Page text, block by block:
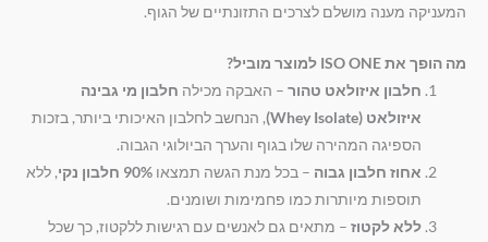
המעניקה מענה מושלם לצרכים התזונתיים של הגוף.
מה הופך את ISO ONE למוצר מוביל?
חלבון איזולאט טהור – האבקה מכילה חלבון מי גבינה
איזולאט (Whey Isolate)
, הנחשב לחלבון האיכותי ביותר, בזכות
הספיגה המהירה שלו בגוף והערך הביולוגי הגבוה.
אחוז חלבון גבוה – בכל מנת הגשה תמצאו90% חלבון נקי
, ללא
תוספות מיותרות כמו פחמימות ושומנים.
ללא לקטוז – מתאים גם לאנשים עם רגישות ללקטוז, כך שכל